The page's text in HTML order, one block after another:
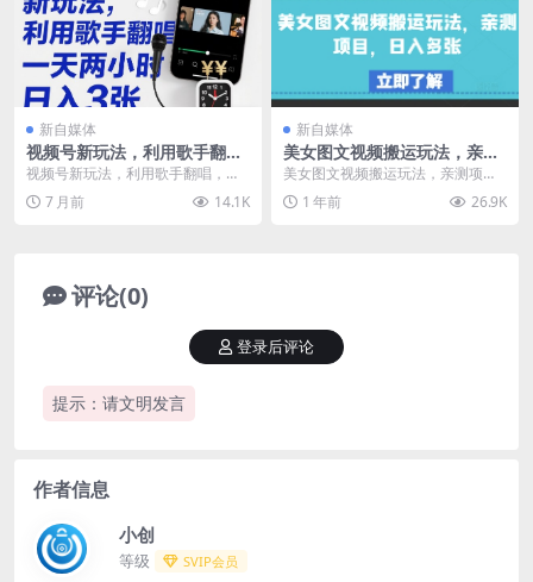
新自媒体
视频号新玩法，利用歌手翻
唱，一天两小时，日入3张
视频号新玩法，利用歌手翻唱，一
天两小时，日入3张 项目介绍： 视
频号里中老年人很...
7 月前 14.1K
新自媒体
美女图文视频搬运玩法，亲测
项目，日入多张
美女图文视频搬运玩法，亲测项
目，日入多张 2025年亲测项目，准
备至少干一年，目...
1 年前 26.9K
评论(0)
提示：请文明发言
登录后评论
作者信息
小创
等级 SVIP会员